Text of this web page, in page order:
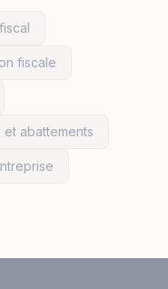
fiscale
et abattements